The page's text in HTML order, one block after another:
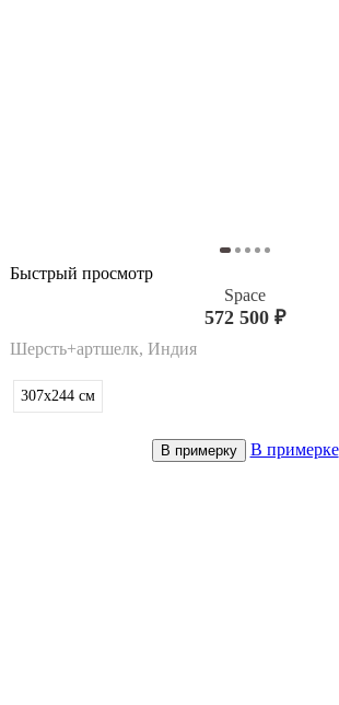
Быстрый просмотр
Space
572 500 ₽
Шерсть+артшелк, Индия
307x244 см
В примерку В примерке